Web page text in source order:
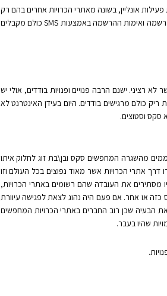
אונליין, בשונה מאתרי הכרויות אחרים בהם רק
צפייה בכמות פרופילים מוגבלת ללא שום יכולה לבצע פעולה היא בחינם, כאן באתר שלנו לאחר הרשמה ואימות ההרשמה באמצעות SMS כולם מקבלים
רציני. ישנם הרבה פנויים ופנויות בודדים, אולי יש
כולם מרגישים בודדים. היום בעידן האינטרנט לא
מהשגרה המחפשים סקס ובן\בת זוג לחלוק איתו
אתרי הכרויות אשר מאוד נפוצים בכל העולם וזו
מסתירים את העובדה שהם רשומים באתרי הכרויות,
או אחר. אם פעם היה נהוג לצאת לפגישה עיוורת
הבעיה שכן רוב החברים באתרי הכרויות המחפשים
שהיו בעבר.